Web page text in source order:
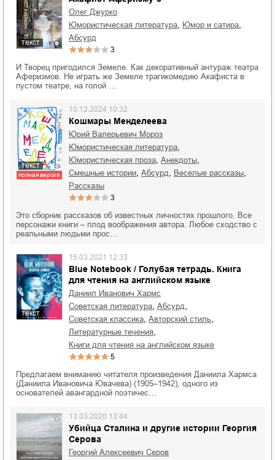
текст
Олег Джурко
юмористическая литература
юмор и сатира
абсурд
3
И Творец пригодился Земеле. Как декоративный антураж театра
Аферизмов. Не играть же Земеле трагикомедию Акафиста в
пустом театре, на голой …
текст
полная версия
Кошмары Менделеева
10.12.2024 10:32
Юрий Валерьевич Мороз
юмористическая литература
юмористическая проза анекдоты
смешные истории абсурд веселые рассказы
рассказы
3
Это сборник рассказов об известных личностях прошлого. Все
персонажи книги – плод воображения автора. Любое сходство с
реальными людьми прос…
текст
Blue Notebook / Голубая тетрадь. Книга
для чтения на английском языке
15.03.2021 12:33
Даниил Иванович Хармс
советская литература
абсурд
советская классика авторский стиль
литературные течения
книги для чтения на английском языке
5
Предлагаем вниманию читателя произведения Даниила Хармса
(Даниила Ивановича Ювачева) (1905–1942), одного из
основателей авангардной поэтичес…
Убийца Сталина и другие истории Георгия
Серова
13.03.2020 13:44
Георгий Алексеевич Серов